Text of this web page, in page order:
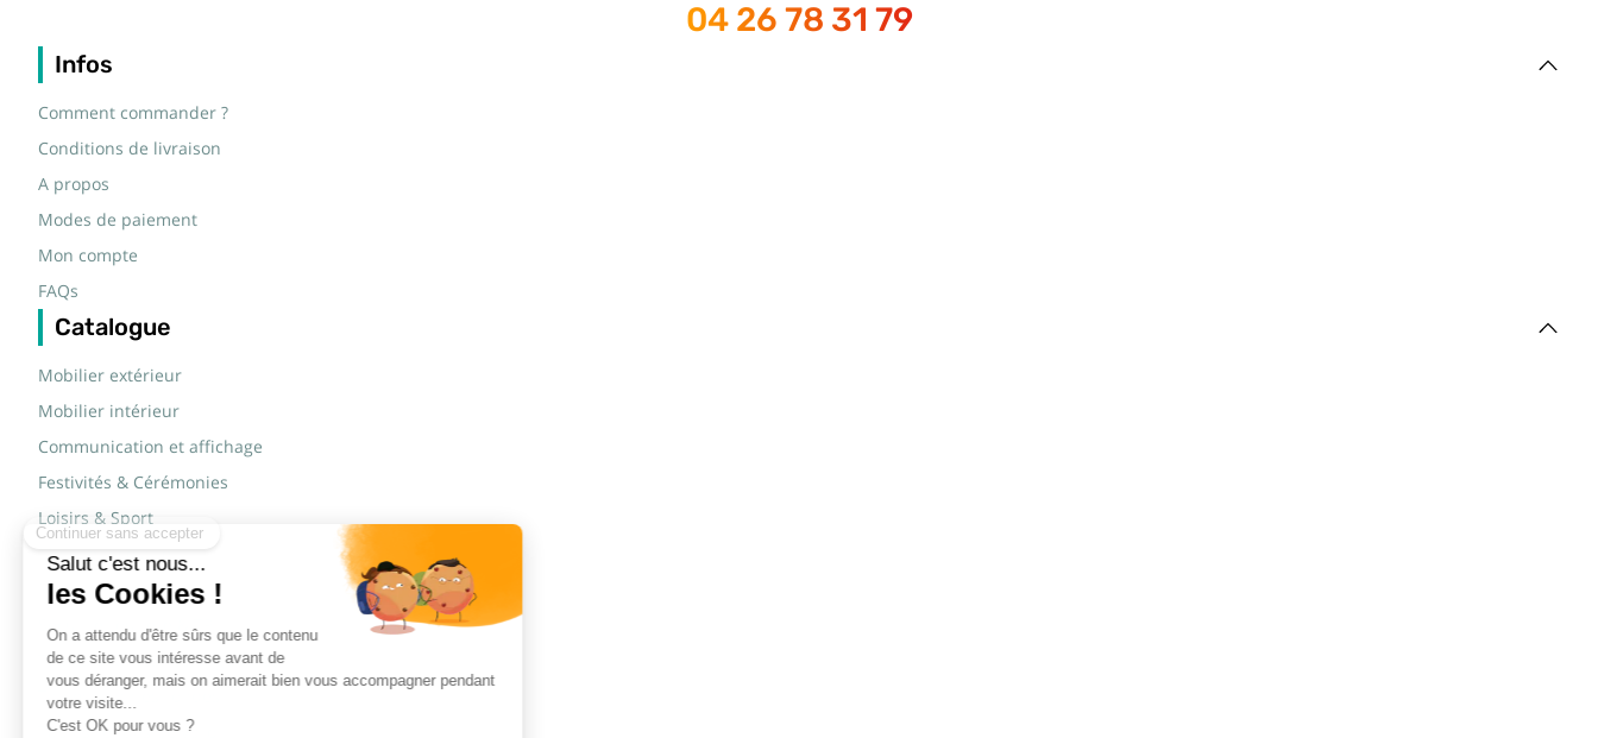
04 26 78 31 79
Infos
Comment commander ?
Conditions de livraison
A propos
Modes de paiement
Mon compte
FAQs
Catalogue
Mobilier extérieur
Mobilier intérieur
Communication et affichage
Festivités & Cérémonies
Loisirs & Sport
Mobilier scolaire
Mobilier urbain
Sécurité routière & TP
Tables pliantes rectangulaires
Tables pliantes rondes
Tables rondes polypro